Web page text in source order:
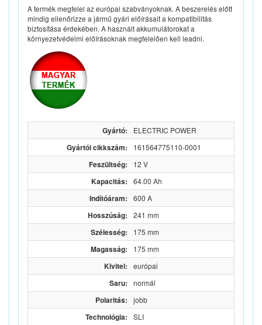
A termék megfelel az európai szabványoknak. A beszerelés előtt
mindig ellenőrizze a jármű gyári előírásait a kompatibilitás
biztosítása érdekében. A használt akkumulátorokat a
környezetvédelmi előírásoknak megfelelően kell leadni.
Gyártó: ELECTRIC POWER
Gyártói cikkszám: 161564775110-0001
Feszültség: 12 V
Kapacitás: 64.00 Ah
Indítóáram: 600 A
Hosszúság: 241 mm
Szélesség: 175 mm
Magasság: 175 mm
Kivitel: európai
Saru: normál
Polaritás: jobb
Technológia: SLI